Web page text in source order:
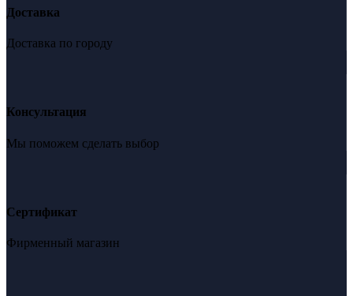
Доставка
Доставка по городу
Консультация
Мы поможем сделать выбор
Сертификат
Фирменный магазин